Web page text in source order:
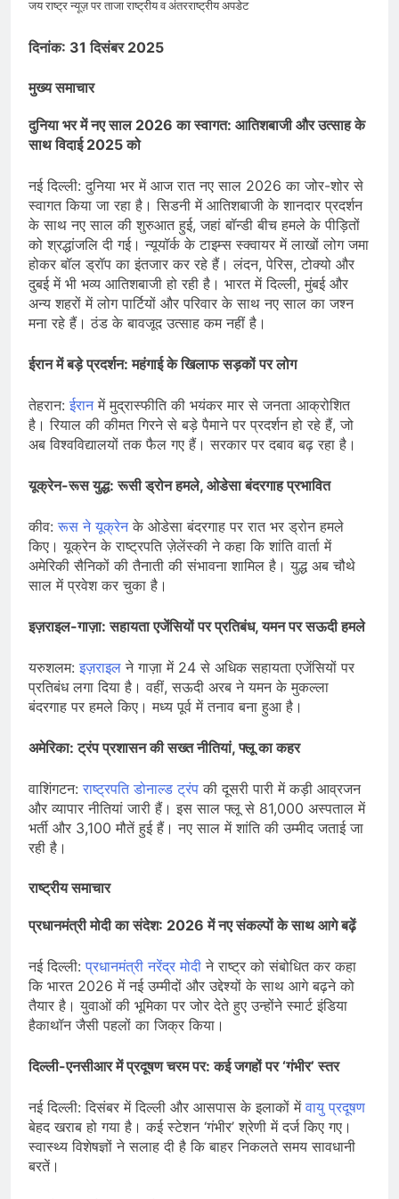
देशभर में विशेष कार्यक्रमों के जरिए भारतीय
प्रधानमंत्री नरेंद्र मोदी ने भोगापुरम
Scheme को मंजूरी दी, खेल ढाँचे को मजबूत
करने के लिए ₹36,441 करोड़ का बड़ा
August 1, 2026
जय राष्ट्र न्यूज़ पर ताजा राष्ट्रीय व अंतरराष्ट्रीय अपडेट
दिनांक: 31 दिसंबर 2025
मुख्य समाचार
दुनिया भर में नए साल 2026 का स्वागत: आतिशबाजी और उत्साह के
साथ विदाई 2025 को
नई दिल्ली: दुनिया भर में आज रात नए साल 2026 का जोर-शोर से
स्वागत किया जा रहा है। सिडनी में आतिशबाजी के शानदार प्रदर्शन
के साथ नए साल की शुरुआत हुई, जहां बॉन्डी बीच हमले के पीड़ितों
को श्रद्धांजलि दी गई। न्यूयॉर्क के टाइम्स स्क्वायर में लाखों लोग जमा
होकर बॉल ड्रॉप का इंतजार कर रहे हैं। लंदन, पेरिस, टोक्यो और
दुबई में भी भव्य आतिशबाजी हो रही है। भारत में दिल्ली, मुंबई और
अन्य शहरों में लोग पार्टियों और परिवार के साथ नए साल का जश्न
मना रहे हैं। ठंड के बावजूद उत्साह कम नहीं है।
ईरान में बड़े प्रदर्शन: महंगाई के खिलाफ सड़कों पर लोग
तेहरान:ईरानमें मुद्रास्फीति की भयंकर मार से जनता आक्रोशित
है। रियाल की कीमत गिरने से बड़े पैमाने पर प्रदर्शन हो रहे हैं, जो
अब विश्वविद्यालयों तक फैल गए हैं। सरकार पर दबाव बढ़ रहा है।
यूक्रेन-रूस युद्ध: रूसी ड्रोन हमले, ओडेसा बंदरगाह प्रभावित
कीव:रूस ने यूक्रेनके ओडेसा बंदरगाह पर रात भर ड्रोन हमले
किए। यूक्रेन के राष्ट्रपति ज़ेलेंस्की ने कहा कि शांति वार्ता में
अमेरिकी सैनिकों की तैनाती की संभावना शामिल है। युद्ध अब चौथे
साल में प्रवेश कर चुका है।
इज़राइल-गाज़ा: सहायता एजेंसियों पर प्रतिबंध, यमन पर सऊदी हमले
यरुशलम:इज़राइलने गाज़ा में 24 से अधिक सहायता एजेंसियों पर
प्रतिबंध लगा दिया है। वहीं, सऊदी अरब ने यमन के मुकल्ला
बंदरगाह पर हमले किए। मध्य पूर्व में तनाव बना हुआ है।
अमेरिका: ट्रंप प्रशासन की सख्त नीतियां, फ्लू का कहर
वाशिंगटन:राष्ट्रपति डोनाल्ड ट्रंप की दूसरी पारी में कड़ी आव्रजन
और व्यापार नीतियां जारी हैं। इस साल फ्लू से 81,000 अस्पताल में
भर्ती और 3,100 मौतें हुई हैं। नए साल में शांति की उम्मीद जताई जा
रही है।
राष्ट्रीय समाचार
प्रधानमंत्री मोदी का संदेश: 2026 में नए संकल्पों के साथ आगे बढ़ें
नई दिल्ली:प्रधानमंत्री नरेंद्र मोदी ने राष्ट्र को संबोधित कर कहा
कि भारत 2026 में नई उम्मीदों और उद्देश्यों के साथ आगे बढ़ने को
तैयार है। युवाओं की भूमिका पर जोर देते हुए उन्होंने स्मार्ट इंडिया
हैकाथॉन जैसी पहलों का जिक्र किया।
दिल्ली-एनसीआर में प्रदूषण चरम पर: कई जगहों पर ‘गंभीर’ स्तर
नई दिल्ली: दिसंबर में दिल्ली और आसपास के इलाकों मेंवायु प्रदूषण
बेहद खराब हो गया है। कई स्टेशन ‘गंभीर’ श्रेणी में दर्ज किए गए।
स्वास्थ्य विशेषज्ञों ने सलाह दी है कि बाहर निकलते समय सावधानी
बरतें।